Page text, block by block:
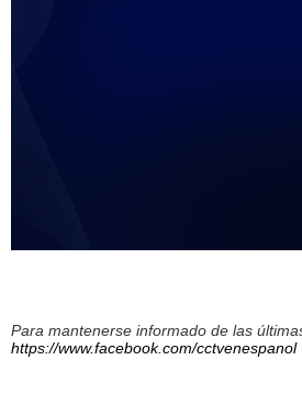
Para mantenerse informado de las
https://www.facebook.com/cctvenespanol